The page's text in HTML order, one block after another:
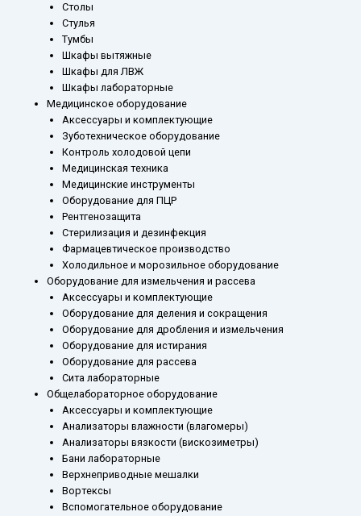
Столы
Стулья
Тумбы
Шкафы вытяжные
Шкафы для ЛВЖ
Шкафы лабораторные
Медицинское оборудование
Аксессуары и комплектующие
Зуботехническое оборудование
Контроль холодовой цепи
Медицинская техника
Медицинские инструменты
Оборудование для ПЦР
Рентгенозащита
Стерилизация и дезинфекция
Фармацевтическое производство
Холодильное и морозильное оборудование
Оборудование для измельчения и рассева
Аксессуары и комплектующие
Оборудование для деления и сокращения
Оборудование для дробления и измельчения
Оборудование для истирания
Оборудование для рассева
Сита лабораторные
Общелабораторное оборудование
Аксессуары и комплектующие
Анализаторы влажности (влагомеры)
Анализаторы вязкости (вискозиметры)
Бани лабораторные
Верхнеприводные мешалки
Вортексы
Вспомогательное оборудование